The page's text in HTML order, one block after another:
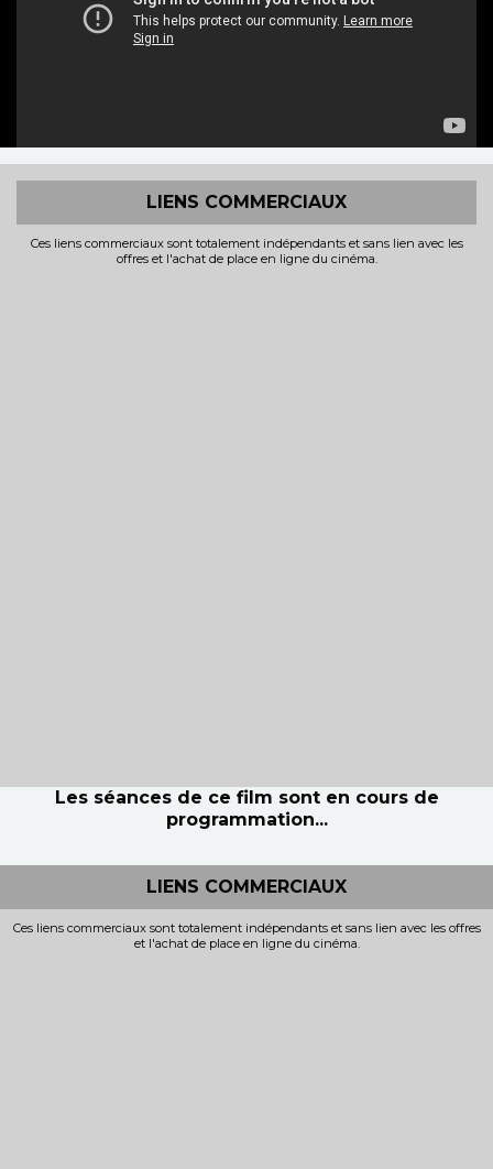
LIENS COMMERCIAUX
Ces liens commerciaux sont totalement indépendants et sans lien avec les
offres et l'achat de place en ligne du cinéma.
Les séances de ce film sont en cours de
programmation...
LIENS COMMERCIAUX
Ces liens commerciaux sont totalement indépendants et sans lien avec les offres
et l'achat de place en ligne du cinéma.